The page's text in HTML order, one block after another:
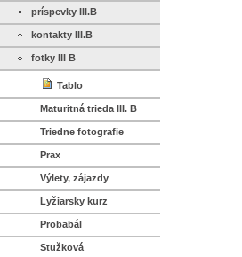
príspevky III.B
kontakty III.B
fotky III B
Tablo
Maturitná trieda III. B
Triedne fotografie
Prax
Výlety, zájazdy
Lyžiarsky kurz
Probabál
Stužková